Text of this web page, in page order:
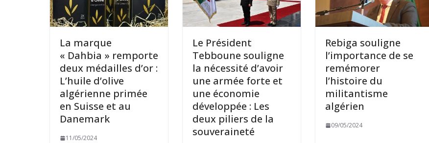
La marque
« Dahbia » remporte
deux médailles d’or :
L’huile d’olive
algérienne primée
en Suisse et au
Danemark
11/05/2024
Le Président
Tebboune souligne
la nécessité d’avoir
une armée forte et
une économie
développée : Les
deux piliers de la
souveraineté
Rebiga souligne
l’importance de se
remémorer
l’histoire du
militantisme
algérien
09/05/2024